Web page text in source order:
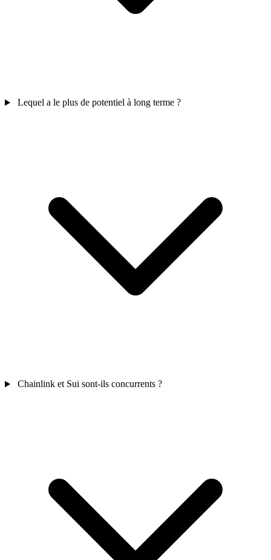
Lequel a le plus de potentiel à long terme ?
Chainlink et Sui sont-ils concurrents ?